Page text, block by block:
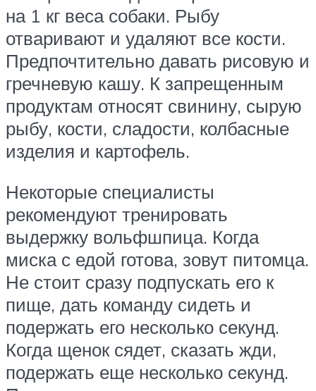
на 1 кг веса собаки. Рыбу
отваривают и удаляют все кости.
Предпочтительно давать рисовую и
гречневую кашу. К запрещенным
продуктам относят свинину, сырую
рыбу, кости, сладости, колбасные
изделия и картофель.
Некоторые специалисты
рекомендуют тренировать
выдержку вольфшпица. Когда
миска с едой готова, зовут питомца.
Не стоит сразу подпускать его к
пище, дать команду сидеть и
подержать его несколько секунд.
Когда щенок сядет, сказать жди,
подержать еще несколько секунд.